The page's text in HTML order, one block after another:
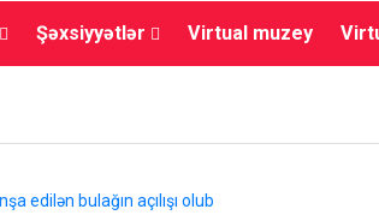
Şəxsiyyətlər Virtual muzey
edilən bulağın açılışı olub